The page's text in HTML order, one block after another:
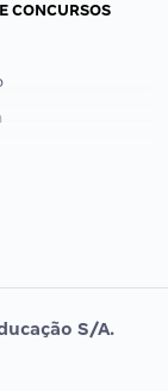
CONCURSOS
S/A.